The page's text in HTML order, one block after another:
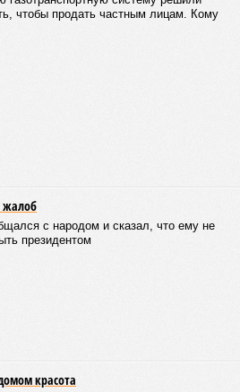
чтобы продать частным лицам. Кому
жалоб
с народом и сказал, что ему не
президентом
красота